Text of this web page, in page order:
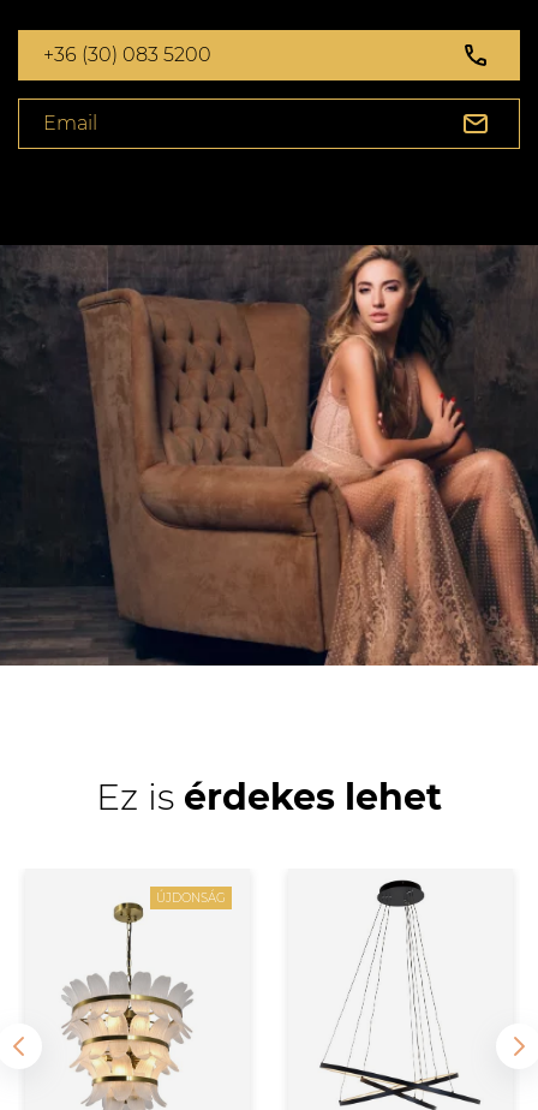
+36 (30) 083 5200
Email
Ez is érdekes lehet
ÚJDONSÁG